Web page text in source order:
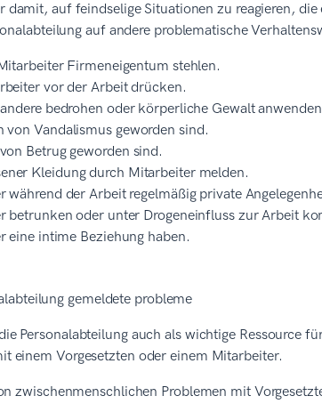
auf feindselige Situationen zu reagieren,
auf andere problematische
Firmeneigentum stehlen.
vor der Arbeit drücken.
bedrohen oder körperliche Gewalt
Vandalismus geworden sind.
Betrug geworden sind.
Kleidung durch Mitarbeiter melden.
der Arbeit regelmäßig private
betrunken oder unter Drogeneinfluss zur Arbeit
intime Beziehung haben.
Personalabteilung auch als wichtige Ressource
einem Vorgesetzten oder einem Mitarbeiter.
zwischenmenschlichen Problemen mit